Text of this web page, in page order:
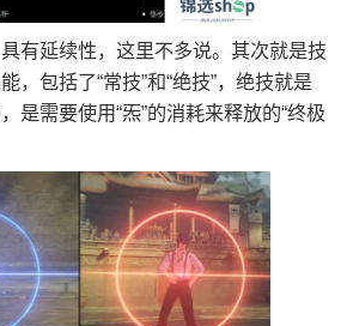
有延续性，这里不多说。其次就是技
，包括了“常技”和“绝技”，绝技就是
是需要使用“炁”的消耗来释放的“终极